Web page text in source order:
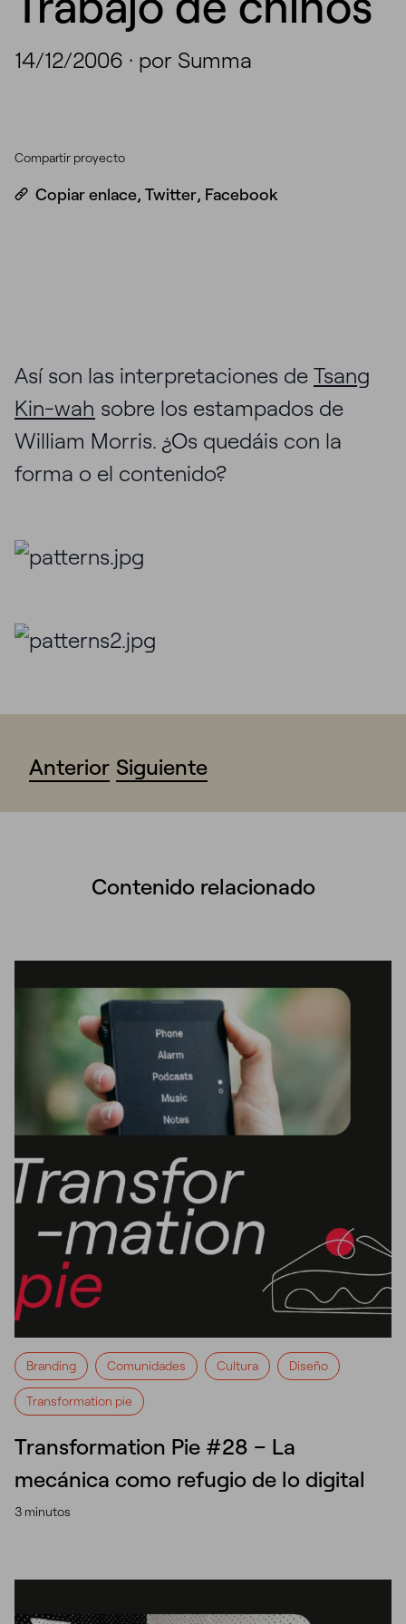
14/12/2006 · por Summa
Compartir proyecto
Copiar enlace, Twitter, Facebook
Así son las interpretaciones de Tsang
Kin-wah sobre los estampados de
William Morris. ¿Os quedáis con la
forma o el contenido?
Anterior Siguiente
Contenido relacionado
Branding Comunidades Cultura Diseño
Transformation pie
Transformation Pie #28 – La
mecánica como refugio de lo digital
3 minutos